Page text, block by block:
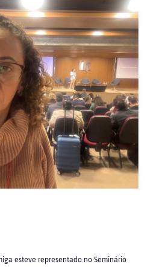
esteve representado no Seminário